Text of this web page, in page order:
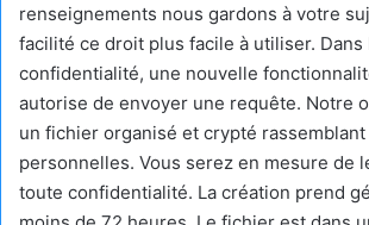
renseignements nous gardons à votre
facilité ce droit plus facile à utiliser. Dans
confidentialité, une nouvelle
autorise de envoyer une requête. Notre
un fichier organisé et crypté
personnelles. Vous serez en mesure de
toute confidentialité. La création prend